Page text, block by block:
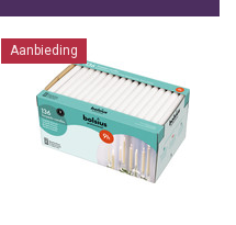
Aanbieding